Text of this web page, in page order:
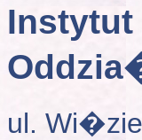
Instytut
ul.